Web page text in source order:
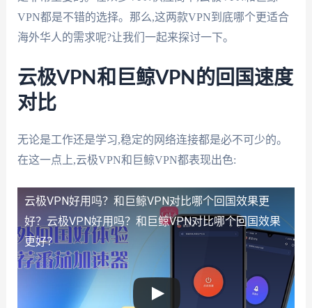
VPN都是不错的选择。那么,这两款VPN到底哪个更适合
海外华人的需求呢?让我们一起来探讨一下。
云极VPN和巨鲸VPN的回国速度
对比
无论是工作还是学习,稳定的网络连接都是必不可少的。
在这一点上,云极VPN和巨鲸VPN都表现出色:
云极VPN好用吗？和巨鲸VPN对比哪个回国效果更
好？ 云极VPN好用吗？和巨鲸VPN对比哪个回国效果
更好？